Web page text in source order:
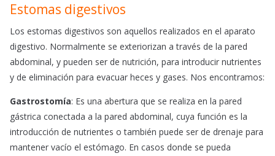
c
b
o
o
k
a
s
A
p
p
a
l
Estomas digestivos
Los estomas digestivos son aquellos realizados en el aparato
digestivo. Normalmente se exteriorizan a través de la pared
abdominal, y pueden ser de nutrición, para introducir nutrientes
y de eliminación para evacuar heces y gases. Nos encontramos:
Gastrostomía: Es una abertura que se realiza en la pared
gástrica conectada a la pared abdominal, cuya función es la
introducción de nutrientes o también puede ser de drenaje para
mantener vacío el estómago. En casos donde se pueda